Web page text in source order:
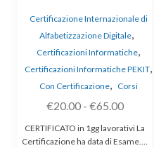
Certificazione Internazionale di
Alfabetizzazione Digitale,
Certificazioni Informatiche,
Certificazioni Informatiche PEKIT,
Con Certificazione, Corsi
€20.00 - €65.00Fascia
di
prezzo:
CERTIFICATO in 1gg lavorativi La
Certificazione ha data di Esame.…
prodotto